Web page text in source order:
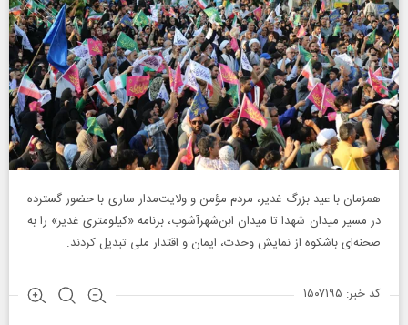
همزمان با عید بزرگ غدیر، مردم مؤمن و ولایت‌مدار ساری با حضور گسترده
در مسیر میدان شهدا تا میدان ابن‌شهرآشوب، برنامه «کیلومتری غدیر» را به
صحنه‌ای باشکوه از نمایش وحدت، ایمان و اقتدار ملی تبدیل کردند.
کد خبر: ۱۵۰۷۱۹۵